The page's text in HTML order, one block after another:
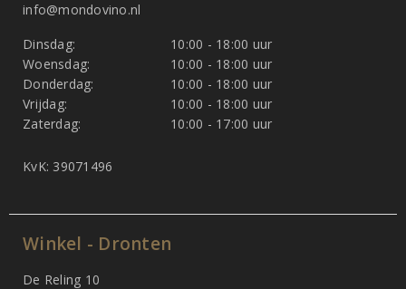
info@mondovino.nl
Dinsdag:
10:00 - 18:00 uur
Woensdag:
10:00 - 18:00 uur
Donderdag:
10:00 - 18:00 uur
Vrijdag:
10:00 - 18:00 uur
Zaterdag:
10:00 - 17:00 uur
KvK: 39071496
Winkel - Dronten
De Reling 10